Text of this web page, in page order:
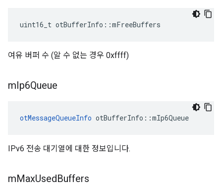
uint16_t otBufferInfo ::mFreeBuffers
여유 버퍼 수 (알 수 없는 경우 0xffff)
mIp6Queue
otMessageQueueInfo otBufferInfo ::mIp6Queue
IPv6 전송 대기열에 대한 정보입니다.
mMaxUsedBuffers